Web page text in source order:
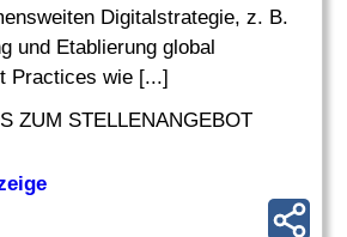
Digitalstrategie, z. B.
und Etablierung global
Practices wie [...]
ZUM STELLENANGEBOT